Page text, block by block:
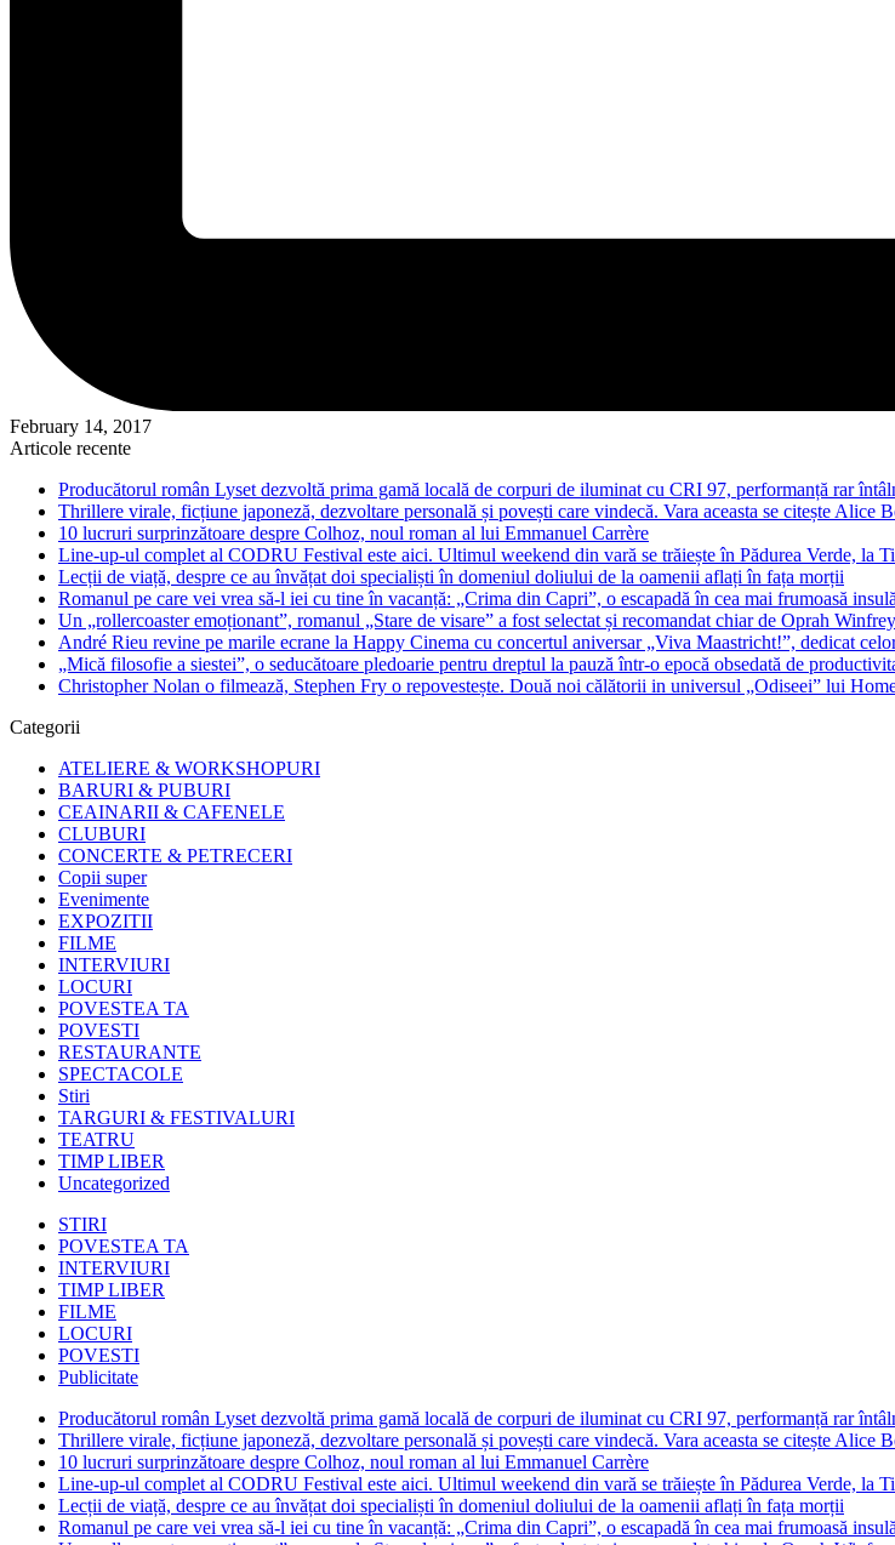
February 14, 2017
Articole recente
Producătorul român Lyset dezvoltă prima gamă locală de corpuri de iluminat cu CRI 97, performanță rar
Thrillere virale, ficțiune japoneză, dezvoltare personală și povești care vindecă. Vara aceasta se citește Alice
10 lucruri surprinzătoare despre Colhoz, noul roman al lui Emmanuel Carrère
Line-up-ul complet al CODRU Festival este aici. Ultimul weekend din vară se trăiește în Pădurea Verde, la
Lecții de viață, despre ce au învățat doi specialiști în domeniul doliului de la oamenii aflați în fața morții
Romanul pe care vei vrea să-l iei cu tine în vacanță: „Crima din Capri”, o escapadă în cea mai frumoasă
Un „rollercoaster emoționant”, romanul „Stare de visare” a fost selectat și recomandat chiar de Oprah
André Rieu revine pe marile ecrane la Happy Cinema cu concertul aniversar „Viva Maastricht!”, dedicat
„Mică filosofie a siestei”, o seducătoare pledoarie pentru dreptul la pauză într-o epocă obsedată de
Christopher Nolan o filmează, Stephen Fry o repovestește. Două noi călătorii in universul „Odiseei” lui
Categorii
ATELIERE & WORKSHOPURI
BARURI & PUBURI
CEAINARII & CAFENELE
CLUBURI
CONCERTE & PETRECERI
Copii super
Evenimente
EXPOZITII
FILME
INTERVIURI
LOCURI
POVESTEA TA
POVESTI
RESTAURANTE
SPECTACOLE
Stiri
TARGURI & FESTIVALURI
TEATRU
TIMP LIBER
Uncategorized
STIRI
POVESTEA TA
INTERVIURI
TIMP LIBER
FILME
LOCURI
POVESTI
Publicitate
Producătorul român Lyset dezvoltă prima gamă locală de corpuri de iluminat cu CRI 97, performanță rar
Thrillere virale, ficțiune japoneză, dezvoltare personală și povești care vindecă. Vara aceasta se citește Alice
10 lucruri surprinzătoare despre Colhoz, noul roman al lui Emmanuel Carrère
Line-up-ul complet al CODRU Festival este aici. Ultimul weekend din vară se trăiește în Pădurea Verde, la
Lecții de viață, despre ce au învățat doi specialiști în domeniul doliului de la oamenii aflați în fața morții
Romanul pe care vei vrea să-l iei cu tine în vacanță: „Crima din Capri”, o escapadă în cea mai frumoasă